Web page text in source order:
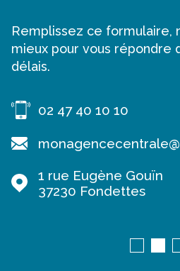
Remplissez ce formulaire,
mieux pour vous répondre
délais.
02 47 40 10 10
1 rue Eugène Gouïn
37230
Fondettes